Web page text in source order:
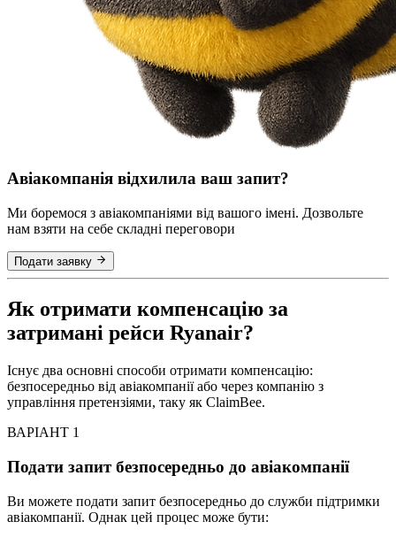
Авіакомпанія відхилила ваш запит?
Ми боремося з авіакомпаніями від вашого імені. Дозвольте
нам взяти на себе складні переговори
Подати заявку
Як отримати компенсацію за
затримані рейси Ryanair?
Існує два основні способи отримати компенсацію:
безпосередньо від авіакомпанії або через компанію з
управління претензіями, таку як ClaimBee.
ВАРІАНТ 1
Подати запит безпосередньо до авіакомпанії
Ви можете подати запит безпосередньо до служби підтримки
авіакомпанії. Однак цей процес може бути: